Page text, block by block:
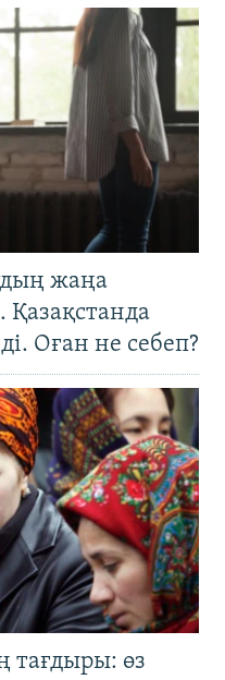
жаңа
Оған не себеп?
тағдыры: өз